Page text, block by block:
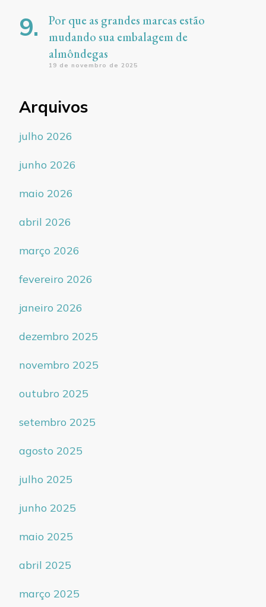
Por que as grandes marcas estão
mudando sua embalagem de
almôndegas
19 de novembro de 2025
Arquivos
julho 2026
junho 2026
maio 2026
abril 2026
março 2026
fevereiro 2026
janeiro 2026
dezembro 2025
novembro 2025
outubro 2025
setembro 2025
agosto 2025
julho 2025
junho 2025
maio 2025
abril 2025
março 2025